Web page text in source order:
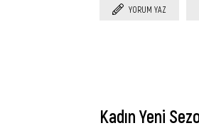
YORUM YAZ
Kadın Yeni